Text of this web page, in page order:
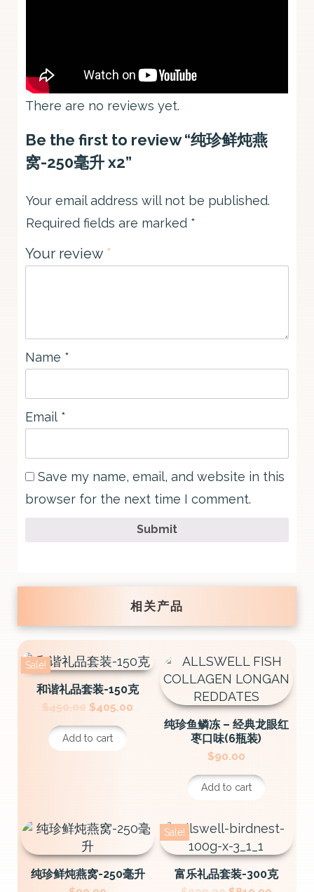
There are no reviews yet.
Be the first to review “纯珍鲜炖燕
窝-250毫升 x2”
Your email address will not be published.
Required fields are marked *
Your review *
Name *
Email *
Save my name, email, and website in this
browser for the next time I comment.
Submit
相关产品
Sale!
和谐礼品套装-150克
$450.00 Original
was:
$450.00.
$405.00 Current
Add to cart
纯珍鱼鳞冻 – 经典龙眼红
枣口味(6瓶装)
$90.00
Add to cart
纯珍鲜炖燕窝-250毫升
Sale!
富乐礼品套装-300克